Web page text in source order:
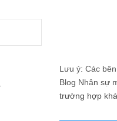
Lưu ý: Các
Blog Nhân sự
trường hợp